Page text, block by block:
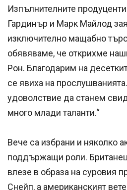
Изпълнителните
Гардинър и Марк Майлод
изключително мащабно
обявяваме, че открихме
Рон. Благодарим на
се явиха на
удоволствие да станем
много млади таланти.“
Вече са избрани и няколко
поддържащи роли.
влезе в образа на суровия
Снейп, а американският